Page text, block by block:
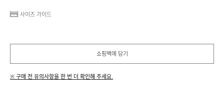
사이즈 가이드
쇼핑백에 담기
※ 구매 전 유의사항을 한 번 더 확인해 주세요.